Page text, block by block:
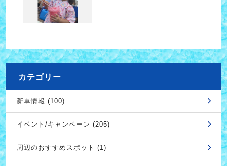
カテゴリー
新車情報 (100)
イベント/キャンペーン (205)
周辺のおすすめスポット (1)